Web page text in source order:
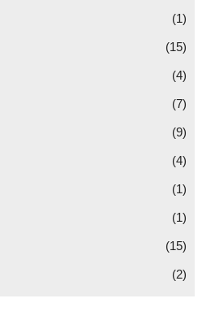
(1)
(15)
(4)
(7)
(9)
(4)
(1)
(1)
(15)
(2)